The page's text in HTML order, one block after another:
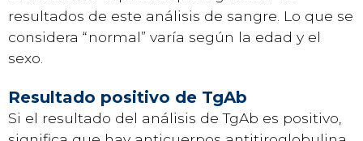
resultados de este análisis de sangre. Lo que se
considera “normal” varía según la edad y el
sexo.
Resultado positivo de TgAb
Si el resultado del análisis de TgAb es positivo,